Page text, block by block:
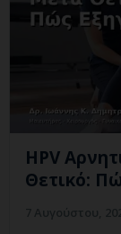
HPV
Θετικό: